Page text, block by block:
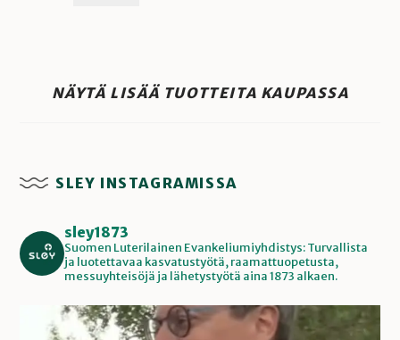
NÄYTÄ LISÄÄ TUOTTEITA KAUPASSA
SLEY INSTAGRAMISSA
sley1873
Suomen Luterilainen Evankeliumiyhdistys: Turvallista
ja luotettavaa kasvatustyötä, raamattuopetusta,
messuyhteisöjä ja lähetystyötä aina 1873 alkaen.